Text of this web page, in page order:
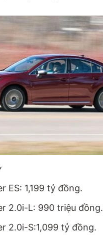
ES: 1,199 tỷ đồng.
2.0i-L: 990 triệu đồng.
2.0i-S:1,099 tỷ đồng.